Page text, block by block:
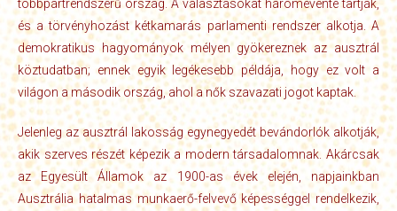
többpártrendszerű ország. A választásokat háromévente tartják,
és a törvényhozást kétkamarás parlamenti rendszer alkotja. A
demokratikus hagyományok mélyen gyökereznek az ausztrál
köztudatban; ennek egyik legékesebb példája, hogy ez volt a
világon a második ország, ahol a nők szavazati jogot kaptak.
Jelenleg az ausztrál lakosság egynegyedét bevándorlók alkotják,
akik szerves részét képezik a modern társadalomnak. Akárcsak
az Egyesült Államok az 1900-as évek elején, napjainkban
Ausztrália hatalmas munkaerő-felvevő képességgel rendelkezik,